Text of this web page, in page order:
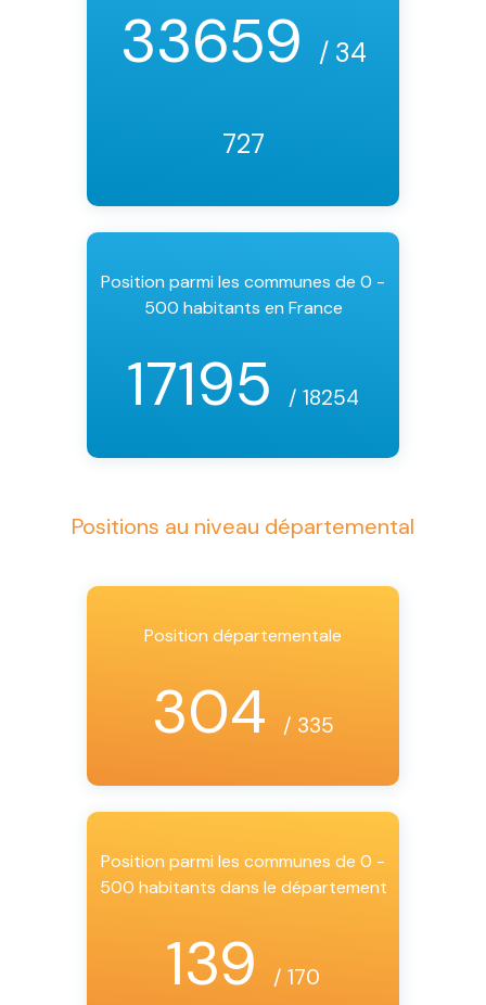
33659 / 34
727
Position parmi les communes de 0 -
500 habitants en France
17195 / 18254
Positions au niveau départemental
Position départementale
304 / 335
Position parmi les communes de 0 -
500 habitants dans le département
139 / 170